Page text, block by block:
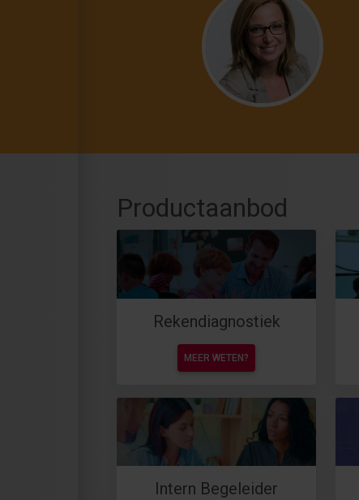
Productaanbod
Rekendiagnostiek
MEER WETEN?
Intern Begeleider